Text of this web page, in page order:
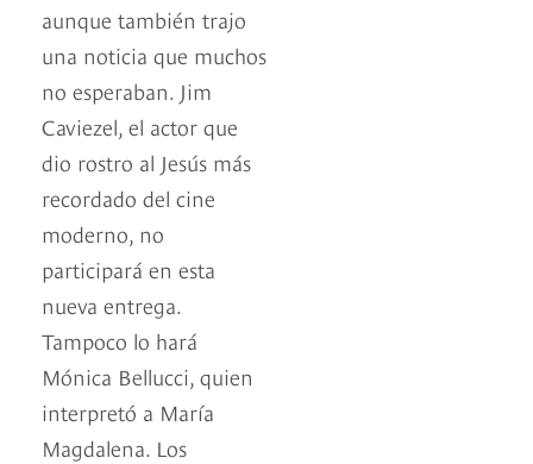
aunque también trajo
una noticia que muchos
no esperaban. Jim
Caviezel, el actor que
dio rostro al Jesús más
recordado del cine
moderno, no
participará en esta
nueva entrega.
Tampoco lo hará
Mónica Bellucci, quien
interpretó a María
Magdalena. Los